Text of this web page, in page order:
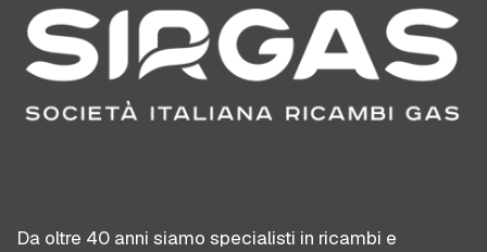
Da oltre 40 anni siamo specialisti in ricambi e